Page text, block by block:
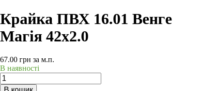
Крайка ПВХ 16.01 Венге
Магія 42х2.0
67.00 грн за м.п.
В наявності